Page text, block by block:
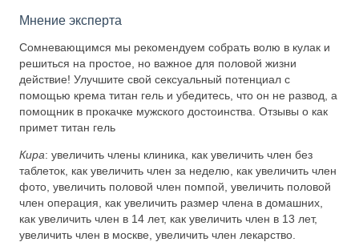
Мнение эксперта
Сомневающимся мы рекомендуем собрать волю в кулак и
решиться на простое, но важное для половой жизни
действие! Улучшите свой сексуальный потенциал с
помощью крема титан гель и убедитесь, что он не развод, а
помощник в прокачке мужского достоинства. Отзывы о как
примет титан гель
Кира: увеличить члены клиника, как увеличить член без
таблеток, как увеличить член за неделю, как увеличить член
фото, увеличить половой член помпой, увеличить половой
член операция, как увеличить размер члена в домашних,
как увеличить член в 14 лет, как увеличить член в 13 лет,
увеличить член в москве, увеличить член лекарство.